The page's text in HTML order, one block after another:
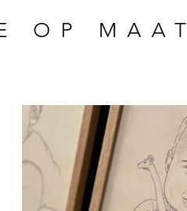
OP MAAT